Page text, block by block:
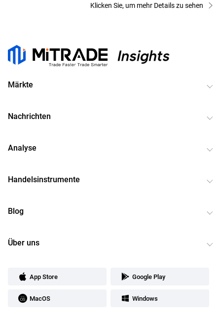
Klicken Sie, um mehr Details zu sehen
Märkte
Nachrichten
Analyse
Handelsinstrumente
Blog
Über uns
App Store Google Play
MacOS Windows